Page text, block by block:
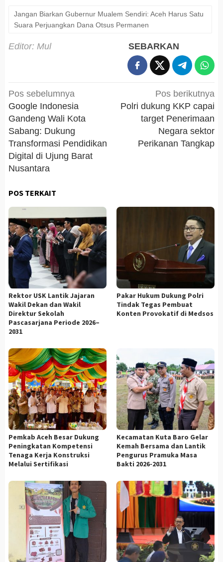
Jangan Biarkan Gubernur Mualem Sendiri: Aceh Harus Satu
Suara Perjuangkan Dana Otsus Permanen
Editor: Mul SEBARKAN
Navigasi
pos
Pos sebelumnya
Google Indonesia
Gandeng Wali Kota
Sabang: Dukung
Transformasi Pendidikan
Digital di Ujung Barat
Nusantara
Pos berikutnya
Polri dukung KKP capai
target Penerimaan
Negara sektor
Perikanan Tangkap
POS TERKAIT
Rektor USK Lantik Jajaran
Wakil Dekan dan Wakil
Direktur Sekolah
Pascasarjana Periode 2026–
2031
Pakar Hukum Dukung Polri
Tindak Tegas Pembuat
Konten Provokatif di Medsos
Pemkab Aceh Besar Dukung
Peningkatan Kompetensi
Tenaga Kerja Konstruksi
Melalui Sertifikasi
Kecamatan Kuta Baro Gelar
Kemah Bersama dan Lantik
Pengurus Pramuka Masa
Bakti 2026-2031